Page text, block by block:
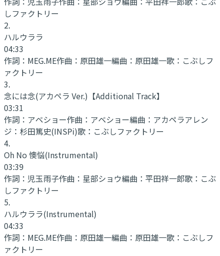
しファクトリー
2.
ハルウララ
04:33
作詞： MEG.ME作曲： 原田雄一編曲： 原田雄一歌： こぶしフ
ァクトリー
3.
念には念(アカペラ Ver.) 【Additional Track】
03:31
作詞： アベショー作曲： アベショー編曲： アカペラアレン
ジ：杉田篤史(INSPi)歌： こぶしファクトリー
4.
Oh No 懊悩(Instrumental)
03:39
作詞： 児玉雨子作曲： 星部ショウ編曲： 平田祥一郎歌： こぶ
しファクトリー
5.
ハルウララ(Instrumental)
04:33
作詞： MEG.ME作曲： 原田雄一編曲： 原田雄一歌： こぶしフ
ァクトリー